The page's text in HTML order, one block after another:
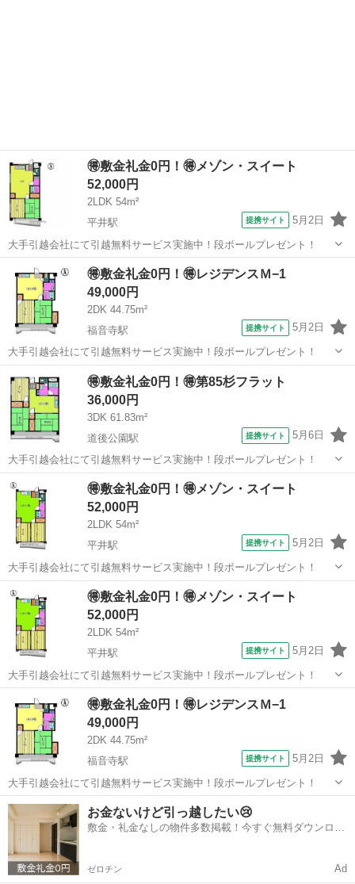
🉐敷金礼金0円！🉐メゾン・スイート
52,000円
2LDK 54m²
平井駅
提携サイト 5月2日
大手引越会社にて引越無料サービス実施中！段ボールプレゼント！
愛媛 松山市 平井駅 シェアハウス
🉐敷金礼金0円！🉐レジデンスＭ−1
49,000円
2DK 44.75m²
福音寺駅
提携サイト 5月2日
大手引越会社にて引越無料サービス実施中！段ボールプレゼント！
福音寺駅 シェアハウス
🉐敷金礼金0円！🉐第85杉フラット
36,000円
3DK 61.83m²
道後公園駅
提携サイト 5月6日
大手引越会社にて引越無料サービス実施中！段ボールプレゼント！
愛媛 松山市 道後公園駅 シェアハウス
🉐敷金礼金0円！🉐メゾン・スイート
52,000円
2LDK 54m²
平井駅
提携サイト 5月2日
大手引越会社にて引越無料サービス実施中！段ボールプレゼント！
愛媛 平井駅 シェアハウス
🉐敷金礼金0円！🉐メゾン・スイート
52,000円
2LDK 54m²
平井駅
提携サイト 5月2日
大手引越会社にて引越無料サービス実施中！段ボールプレゼント！
愛媛 松山市 平井駅 シェアハウス
🉐敷金礼金0円！🉐レジデンスＭ−1
49,000円
2DK 44.75m²
福音寺駅
提携サイト 5月2日
大手引越会社にて引越無料サービス実施中！段ボールプレゼント！
愛媛 松山市 福音寺駅 シェアハウス
お金ないけど引っ越したい😢
敷金・礼金なしの物件多数掲載！今すぐ無料ダウンロー
ゼロチン Ad